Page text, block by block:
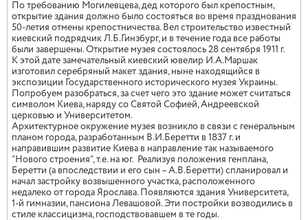
По требованию Могилевцева, дед которого был крепостным,
открытие здания должно было состояться во время празднования
50-летия отмены крепостничества. Вел строительство известный
киевский подрядчик Л.Б.Гинзбург, и в течение года все работы
были завершены. Открытие музея состоялось 28 сентября 1911 г.
К этой дате замечательный киевский ювелир И.А.Маршак
изготовил серебряный макет здания, ныне находящийся в
экспозиции Государственного исторического музея Украины.
Попробуем разобраться, за счет чего это здание может считаться
символом Киева, наряду со Святой Софией, Андреевской
церковью и Университетом.
Архитектурное окружение музея возникло в связи с генеральным
планом города, разработанным В.И.Беретти в 1837 г. и
направившим развитие Киева в направление так называемого
“Нового строения”, т.е. на юг. Реализуя положения генплана,
Беретти (а впоследствии и его сын – А.В.Беретти) спланировал и
начал застройку возвышенного участка, расположенного
недалеко от города Ярослава. Появляются здания Университета,
1-й гимназии, пансиона Левашовой. Эти постройки возводились в
стиле классицизма, господствовавшем в те годы.